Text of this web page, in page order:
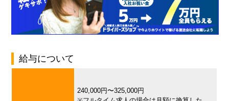
給与について
240,000円〜325,000円